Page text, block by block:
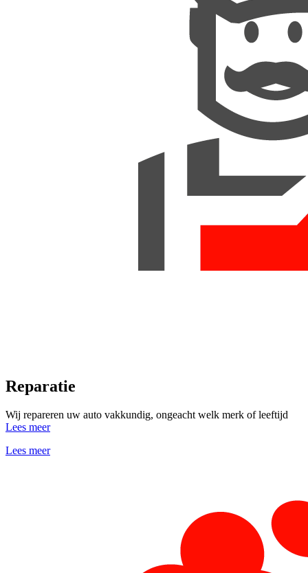
Reparatie
Wij repareren uw auto vakkundig, ongeacht welk merk of leeftijd
Lees meer
Lees meer